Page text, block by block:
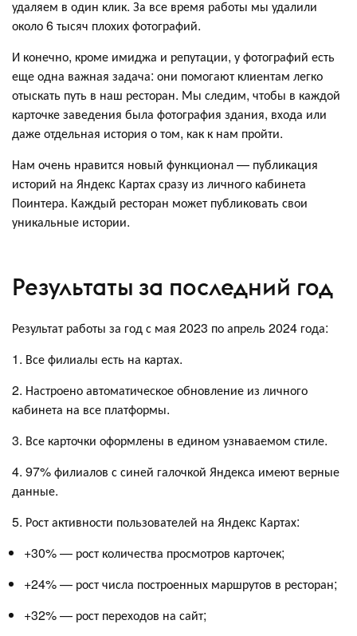
удаляем в один клик. За все время работы мы удалили
около 6 тысяч плохих фотографий.
И конечно, кроме имиджа и репутации, у фотографий есть
еще одна важная задача: они помогают клиентам легко
отыскать путь в наш ресторан. Мы следим, чтобы в каждой
карточке заведения была фотография здания, входа или
даже отдельная история о том, как к нам пройти.
Нам очень нравится новый функционал — публикация
историй на Яндекс Картах сразу из личного кабинета
Поинтера. Каждый ресторан может публиковать свои
уникальные истории.
Результаты за последний год
Результат работы за год с мая 2023 по апрель 2024 года:
1. Все филиалы есть на картах.
2. Настроено автоматическое обновление из личного
кабинета на все платформы.
3. Все карточки оформлены в едином узнаваемом стиле.
4. 97% филиалов с синей галочкой Яндекса имеют верные
данные.
5. Рост активности пользователей на Яндекс Картах:
+30% — рост количества просмотров карточек;
+24% — рост числа построенных маршрутов в ресторан;
+32% — рост переходов на сайт;